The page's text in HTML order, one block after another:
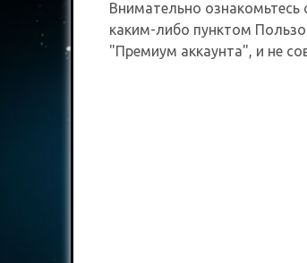
Внимательно ознакомьтесь
каким-либо пунктом
"Премиум аккаунта", и не